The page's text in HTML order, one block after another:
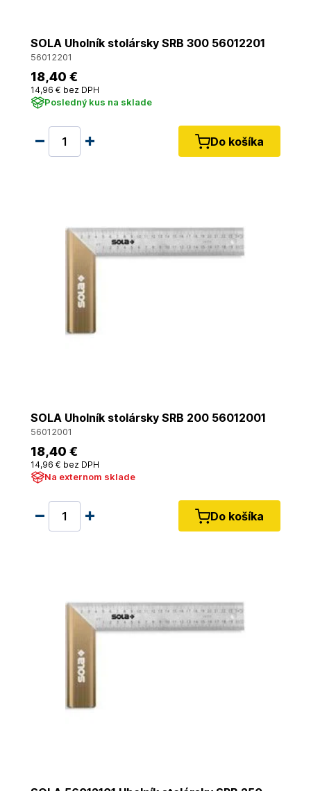
SOLA Uholník stolársky SRB 300 56012201
56012201
18,40 €
14,96 € bez DPH
Posledný kus na sklade
Do košíka
SOLA Uholník stolársky SRB 200 56012001
56012001
18,40 €
14,96 € bez DPH
Na externom sklade
Do košíka